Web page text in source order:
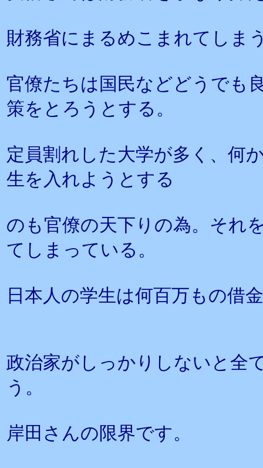
財務省にまるめこまれてしま
官僚たちは国民などどうでも
策をとろうとする。
定員割れした大学が多く、何
生を入れようとする
のも官僚の天下りの為。それ
てしまっている。
日本人の学生は何百万もの借
政治家がしっかりしないと全
う。
岸田さんの限界です。